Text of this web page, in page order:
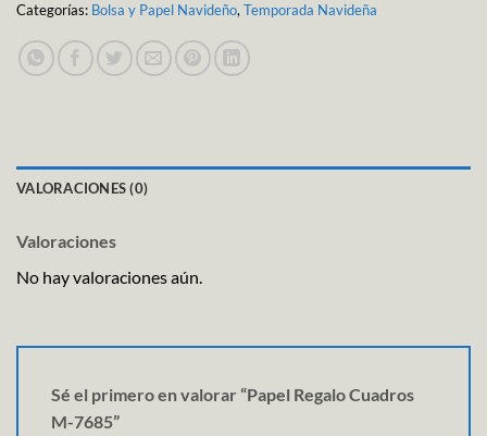
Categorías: Bolsa y Papel Navideño,Temporada Navideña
VALORACIONES (0)
Valoraciones
No hay valoraciones aún.
Sé el primero en valorar “Papel Regalo Cuadros
M-7685”